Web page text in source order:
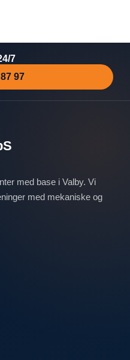
7
97
med base i Valby. Vi
med mekaniske og